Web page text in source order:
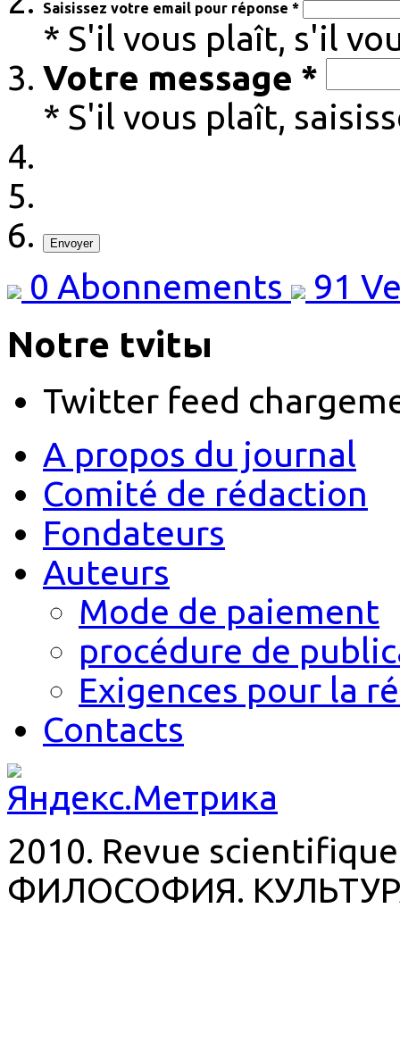
Saisissez votre email pour réponse *
* S'il vous plaît, s'il
Votre message *
* S'il vous plaît,
Envoyer
0 Abonnements 91
Notre tvitы
Twitter feed
A propos du journal
Comité de rédaction
Fondateurs
Auteurs
Mode de paiement
procédure de
Exigences pour la
Contacts
2010. Revue
ФИЛОСОФИЯ.